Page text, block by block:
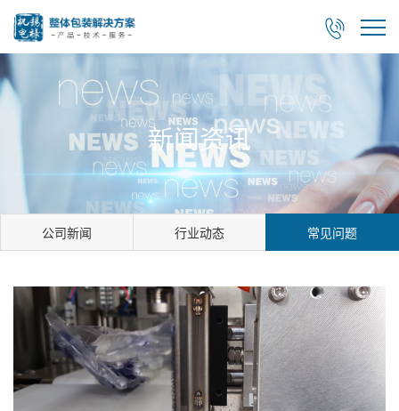

新闻资讯
公司新闻 行业动态 常见问题